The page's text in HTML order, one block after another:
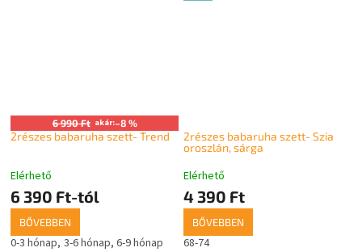
6 990 Ft akár:–8 %
2részes babaruha szett- Trend
Elérhető
6 390 Ft-tól
BŐVEBBEN
0-3 hónap 3-6 hónap 6-9 hónap
2részes babaruha szett- Szia
oroszlán, sárga
Elérhető
4 390 Ft
BŐVEBBEN
68-74